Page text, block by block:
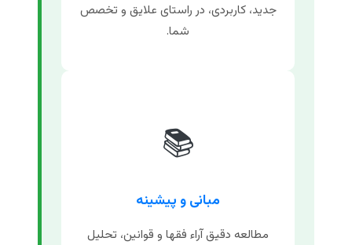
جدید، کاربردی، در راستای علایق و تخصص
شما.
📚
مبانی و پیشینه
مطالعه دقیق آراء فقها و قوانین، تحلیل